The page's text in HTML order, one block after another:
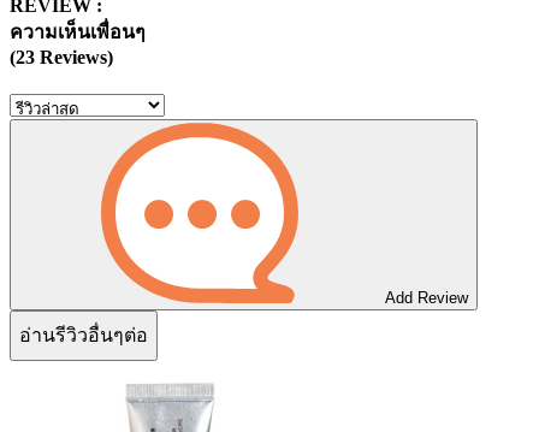
REVIEW :
ความเห็นเพื่อนๆ
(23 Reviews)
Add Review
อ่านรีวิวอื่นๆต่อ